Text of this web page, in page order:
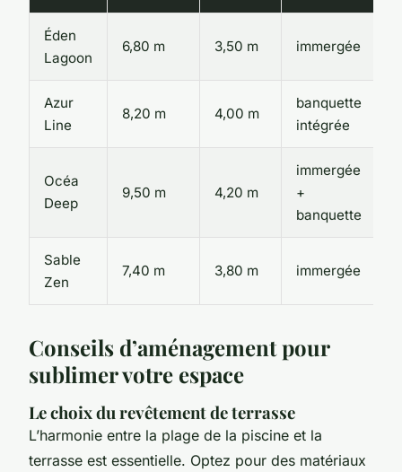
Éden
Lagoon
6,80 m 3,50 m immergée
Azur
Line
8,20 m 4,00 m
banquette
intégrée
Océa
Deep
9,50 m 4,20 m
immergée
+
banquette
Sable
Zen
7,40 m 3,80 m immergée
Conseils d’aménagement pour
sublimer votre espace
Le choix du revêtement de terrasse
L’harmonie entre la plage de la piscine et la
terrasse est essentielle. Optez pour des matériaux